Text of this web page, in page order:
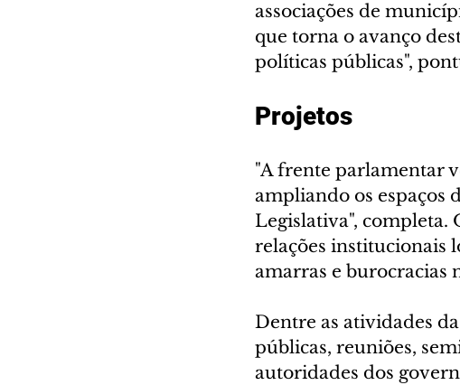
associações de
que torna o avanço
políticas públicas",
Projetos
"A frente parlamentar
ampliando os espaços
Legislativa", completa.
relações institucionais
amarras e burocracias
Dentre as atividades
públicas, reuniões,
autoridades dos